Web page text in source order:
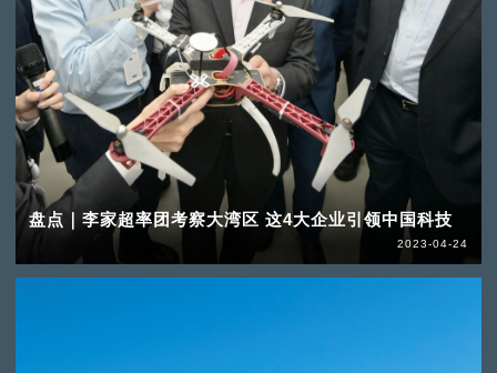
盘点｜李家超率团考察大湾区 这4大企业引领中国科技
2023-04-24